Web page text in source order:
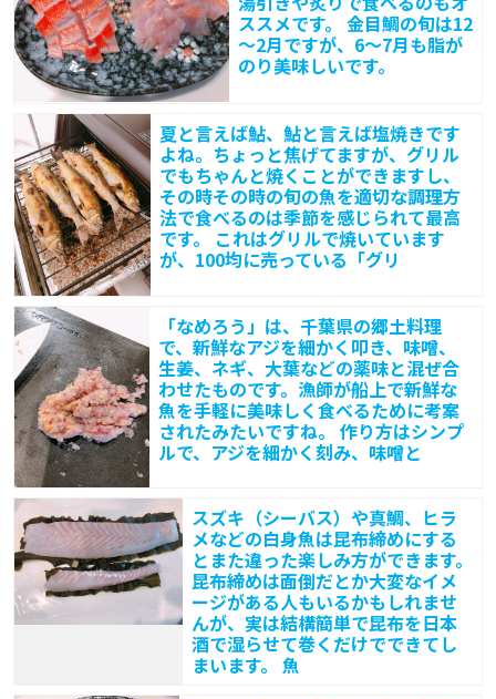
っ
く
り
揚
ススメです。 金目鯛の旬は12
～2月ですが、6～7月も脂が
のり美味しいです。
夏と言えば鮎、鮎と言えば塩焼きです
よね。ちょっと焦げてますが、グリル
でもちゃんと焼くことができますし、
その時その時の旬の魚を適切な調理方
法で食べるのは季節を感じられて最高
です。 これはグリルで焼いています
が、100均に売っている「グリ
「なめろう」は、千葉県の郷土料理
で、新鮮なアジを細かく叩き、味噌、
生姜、ネギ、大葉などの薬味と混ぜ合
わせたものです。漁師が船上で新鮮な
魚を手軽に美味しく食べるために考案
されたみたいですね。 作り方はシンプ
ルで、アジを細かく刻み、味噌と
スズキ（シーバス）や真鯛、ヒラ
メなどの白身魚は昆布締めにする
とまた違った楽しみ方ができます。
昆布締めは面倒だとか大変なイメ
ージがある人もいるかもしれませ
んが、実は結構簡単で昆布を日本
酒で湿らせて巻くだけでできてし
まいます。 魚